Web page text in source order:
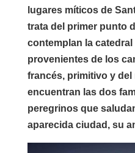
lugares míticos de
trata del primer punto
contemplan la
provenientes de los
francés, primitivo y del
encuentran las dos
peregrinos que
aparecida ciudad, su